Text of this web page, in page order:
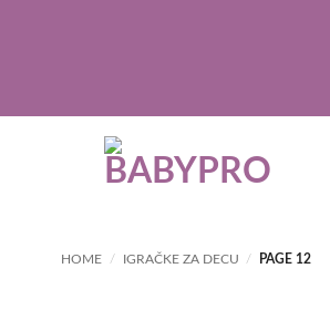
HOME / IGRAČKE ZA DECU / PAGE 12